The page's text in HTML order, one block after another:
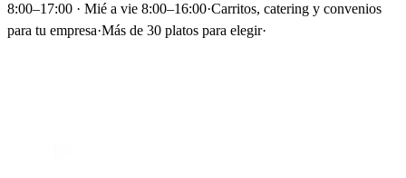
8:00–17:00 · Mié a vie 8:00–16:00·Carritos, catering y convenios
para tu empresa·Más de 30 platos para elegir·